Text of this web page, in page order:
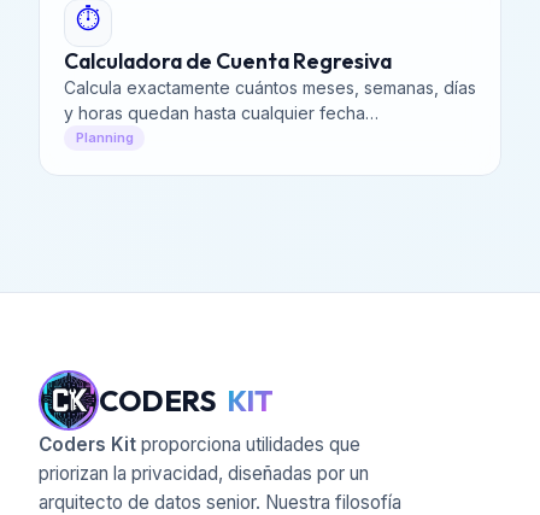
⏱️
Calculadora de Cuenta Regresiva
Calcula exactamente cuántos meses, semanas, días
y horas quedan hasta cualquier fecha
personalizada.
Planning
CODERS KIT
Coders Kit proporciona utilidades que
priorizan la privacidad, diseñadas por un
arquitecto de datos senior. Nuestra filosofía